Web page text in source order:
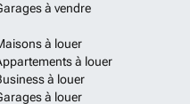
à vendre
à louer
à louer
à louer
à louer